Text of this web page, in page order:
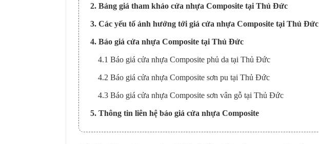
2. Bảng giá tham khảo cửa nhựa Composite tại Thủ Đức
3. Các yếu tố ảnh hưởng tới giá cửa nhựa Composite tại Thủ Đức
4. Báo giá cửa nhựa Composite tại Thủ Đức
4.1 Báo giá cửa nhựa Composite phủ da tại Thủ Đức
4.2 Báo giá cửa nhựa Composite sơn pu tại Thủ Đức
4.3 Báo giá cửa nhựa Composite sơn vân gỗ tại Thủ Đức
5. Thông tin liên hệ báo giá cửa nhựa Composite